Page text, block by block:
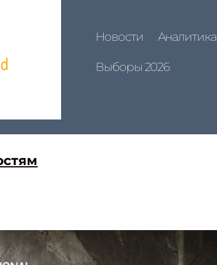
Новости Аналитика
Выборы 2026